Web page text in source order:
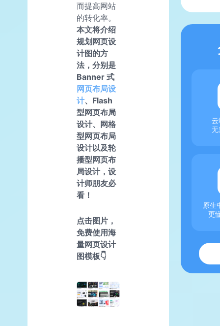
而提高网站
的转化率。
本文将介绍
规划网页设
计图的方
法，分别是
Banner 式
网页布局设
计、Flash
型网页布局
设计、网格
型网页布局
设计以及轮
播型网页布
局设计，设
计师朋友必
看！
点击图片，
免费使用海
量网页设计
图模板👇
云
无
原生
更